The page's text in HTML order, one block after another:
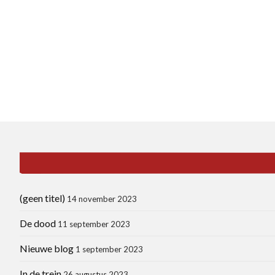
(geen titel) 14 november 2023
De dood 11 september 2023
Nieuwe blog 1 september 2023